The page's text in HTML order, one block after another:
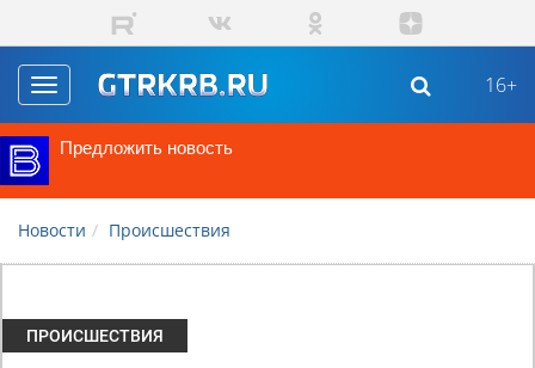
Перейти к основному содержанию
Toggle
navigation
16+
Предложить новость
Новости Происшествия
ПРОИСШЕСТВИЯ